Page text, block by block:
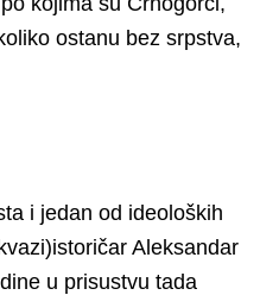
ostanu bez srpstva,
i jedan od ideoloških
Aleksandar
u prisustvu tada